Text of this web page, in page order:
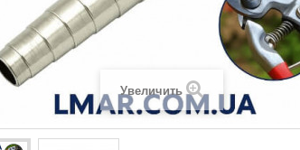
Увеличить